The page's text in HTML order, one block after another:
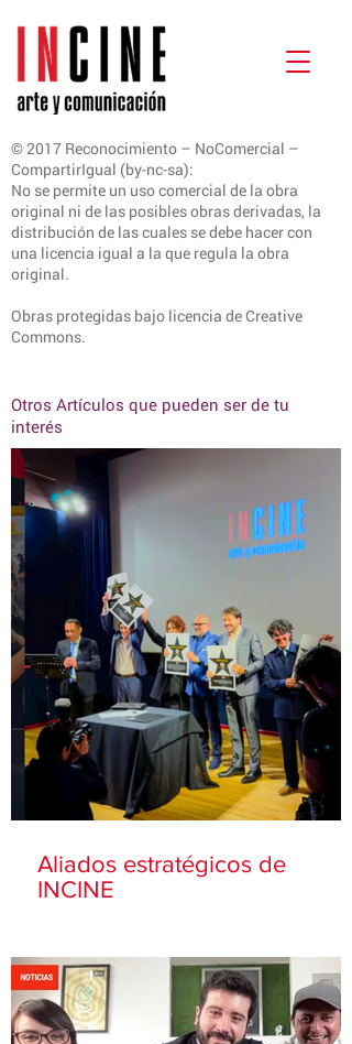
© 2017 Reconocimiento – NoComercial –
CompartirIgual (by-nc-sa):
No se permite un uso comercial de la obra
original ni de las posibles obras derivadas, la
distribución de las cuales se debe hacer con
una licencia igual a la que regula la obra
original.
Obras protegidas bajo licencia de Creative
Commons.
Otros Artículos que pueden ser de tu
interés
Aliados estratégicos de
INCINE